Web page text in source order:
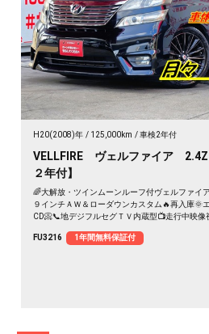
H20(2008)年 125,000km 車検2年付
VELLFIRE ヴェルファイア
２年付】
🌈大解放・ツインムーンルーフ付ヴェルファイ
９インチＡＷ＆ローダウンカスタム🔥再入庫🌞
CD📀📞地デジフルセグＴＶ内蔵型📺走行中映像
ダウンモニター搭載📺⚡多数装備付きの人気ミ
FU3216 1年間無料保証付